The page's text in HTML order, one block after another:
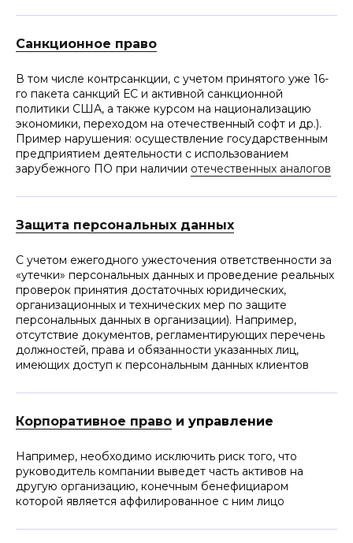
Санкционное право
В том числе контрсанкции, с учетом принятого уже 16-
го пакета санкций ЕС и активной санкционной
политики США, а также курсом на национализацию
экономики, переходом на отечественный софт и др.).
Пример нарушения: осуществление государственным
предприятием деятельности с использованием
зарубежного ПО при наличии отечественных аналогов
Защита персональных данных
С учетом ежегодного ужесточения ответственности за
«утечки» персональных данных и проведение реальных
проверок принятия достаточных юридических,
организационных и технических мер по защите
персональных данных в организации). Например,
отсутствие документов, регламентирующих перечень
должностей, права и обязанности указанных лиц,
имеющих доступ к персональным данных клиентов
Корпоративное право и управление
Например, необходимо исключить риск того, что
руководитель компании выведет часть активов на
другую организацию, конечным бенефициаром
которой является аффилированное с ним лицо
Наши конкурентные